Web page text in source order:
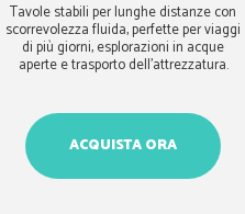
Tavole stabili per lunghe distanze con
scorrevolezza fluida, perfette per viaggi
di più giorni, esplorazioni in acque
aperte e trasporto dell’attrezzatura.
ACQUISTA ORA